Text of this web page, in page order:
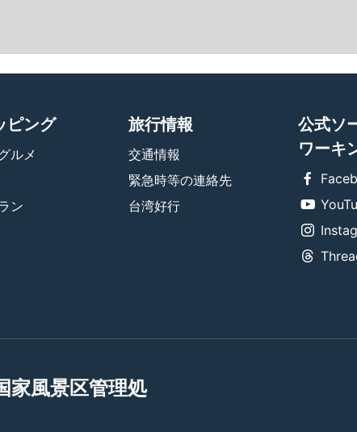
ピング
ルメ
ン
旅行情報
交通情報
緊急時等の連絡先
台湾好行
公式ソ
ワーキ
家風景区管理処